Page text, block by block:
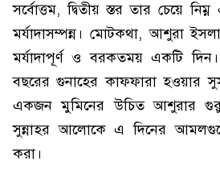
সর্বোত্তম, দ্বিতীয় স্তর তার চেয়ে
মর্যাদাসম্পন্ন। মোটকথা, আশুরা
মর্যাদাপূর্ণ ও বরকতময় একটি
বছরের গুনাহের কাফফারা হওয়ার
একজন মুমিনের উচিত আশুরার
সুন্নাহর আলোকে এ দিনের
করা।